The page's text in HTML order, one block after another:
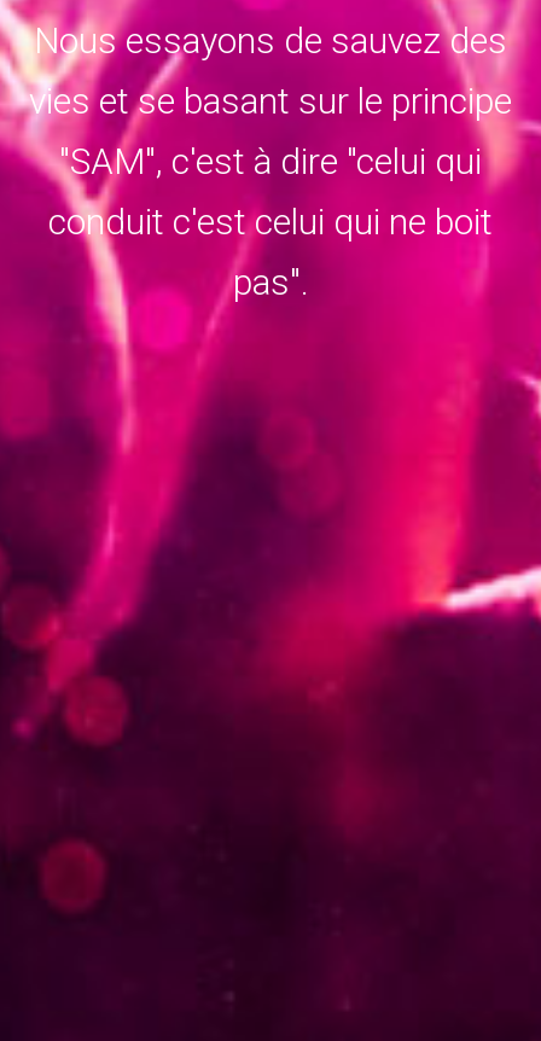
Nous essayons de sauvez des
vies et se basant sur le principe
"SAM", c'est à dire "celui qui
conduit c'est celui qui ne boit
pas".